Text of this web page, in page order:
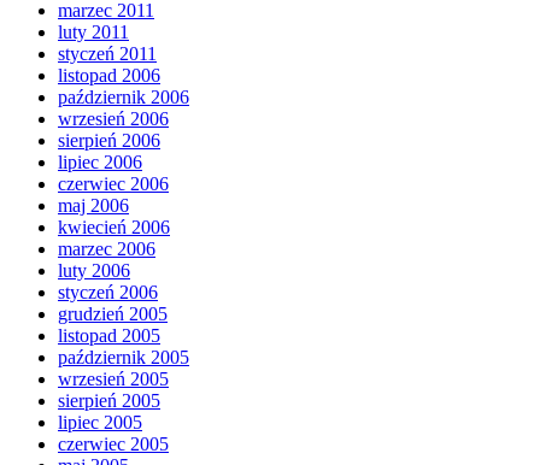
marzec 2011
luty 2011
styczeń 2011
listopad 2006
październik 2006
wrzesień 2006
sierpień 2006
lipiec 2006
czerwiec 2006
maj 2006
kwiecień 2006
marzec 2006
luty 2006
styczeń 2006
grudzień 2005
listopad 2005
październik 2005
wrzesień 2005
sierpień 2005
lipiec 2005
czerwiec 2005